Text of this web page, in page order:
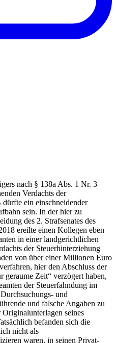
nach § 138a Abs. 1 Nr. 3
Verdachts der
ein einschneidender
sein. In der hier zu
des 2. Strafsenates des
ereilte einen Kollegen eben
in einer landgerichtlichen
der Steuerhinterziehung
von über einer Millionen Euro
hier den Abschluss der
geraume Zeit“ verzögert haben,
der Steuerfahndung im
und
und falsche Angaben zu
seines
befanden sich die
nicht als
waren, in seinen Privat-